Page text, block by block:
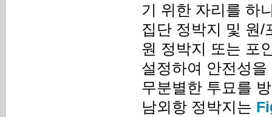
기 위한 자리를 하
집단 정박지 및 원/
원 정박지 또는 포
설정하여 안전성
무분별한 투묘를
남외항 정박지는